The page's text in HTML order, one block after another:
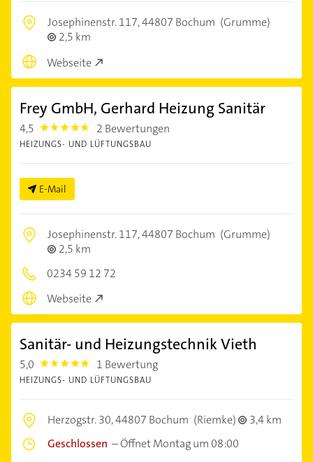
Josephinenstr. 117,44807 Bochum (Grumme)
2,5 km
Webseite
Frey GmbH, Gerhard Heizung Sanitär
4,5 4.5 2 Bewertungen
HEIZUNGS- UND LÜFTUNGSBAU
E-Mail
Josephinenstr. 117,44807 Bochum (Grumme)
2,5 km
0234 59 12 72
Webseite
Sanitär- und Heizungstechnik Vieth
5,0 5.0 1 Bewertung
HEIZUNGS- UND LÜFTUNGSBAU
Herzogstr. 30,44807 Bochum (Riemke)
3,4 km
Geschlossen –Öffnet Montag um 08:00